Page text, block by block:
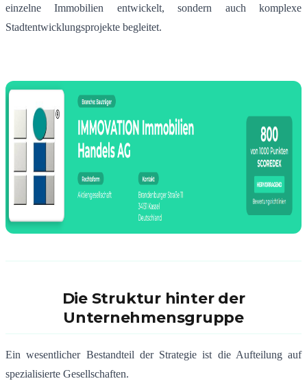
einzelne Immobilien entwickelt, sondern auch komplexe
Stadtentwicklungsprojekte begleitet.
Die Struktur hinter der
Unternehmensgruppe
Ein wesentlicher Bestandteil der Strategie ist die Aufteilung auf
spezialisierte Gesellschaften.